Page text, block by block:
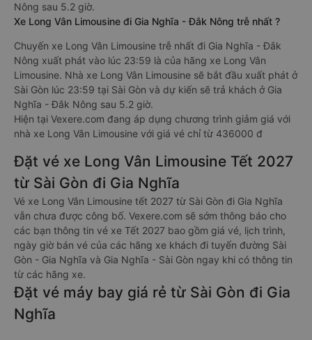
Nông sau 5.2 giờ.
Xe Long Vân Limousine đi Gia Nghĩa - Đắk Nông trễ nhất ?
Chuyến xe Long Vân Limousine trễ nhất đi Gia Nghĩa - Đắk
Nông xuất phát vào lúc 23:59 là của hãng xe Long Vân
Limousine. Nhà xe Long Vân Limousine sẽ bắt đầu xuất phát ở
Sài Gòn lúc 23:59 tại Sài Gòn và dự kiến sẽ trả khách ở Gia
Nghĩa - Đắk Nông sau 5.2 giờ.
Hiện tại Vexere.com đang áp dụng chương trình giảm giá với
nhà xe Long Vân Limousine với giá vé chỉ từ 436000 đ
Đặt vé xe Long Vân Limousine Tết 2027
từ Sài Gòn đi Gia Nghĩa
Vé xe Long Vân Limousine tết 2027 từ Sài Gòn đi Gia Nghĩa
vẫn chưa được công bố. Vexere.com sẽ sớm thông báo cho
các bạn thông tin vé xe Tết 2027 bao gồm giá vé, lịch trình,
ngày giờ bán vé của các hãng xe khách đi tuyến đường Sài
Gòn - Gia Nghĩa và Gia Nghĩa - Sài Gòn ngay khi có thông tin
từ các hãng xe.
Đặt vé máy bay giá rẻ từ Sài Gòn đi Gia
Nghĩa